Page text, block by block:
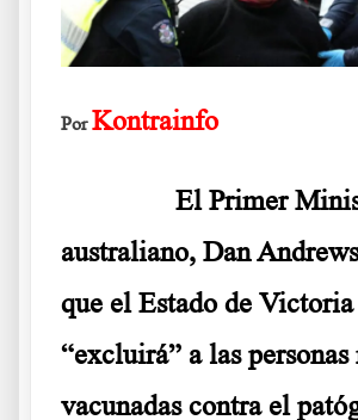
PorKontrainfo
El Primer
australiano, Dan
que el Estado de Victoria
“excluirá” a las personas
vacunadas contra el